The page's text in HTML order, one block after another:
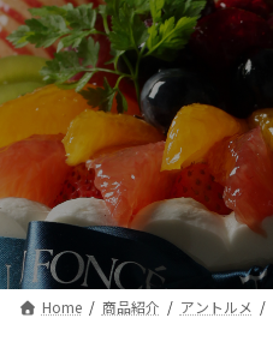
Home 商品紹介 アントルメ